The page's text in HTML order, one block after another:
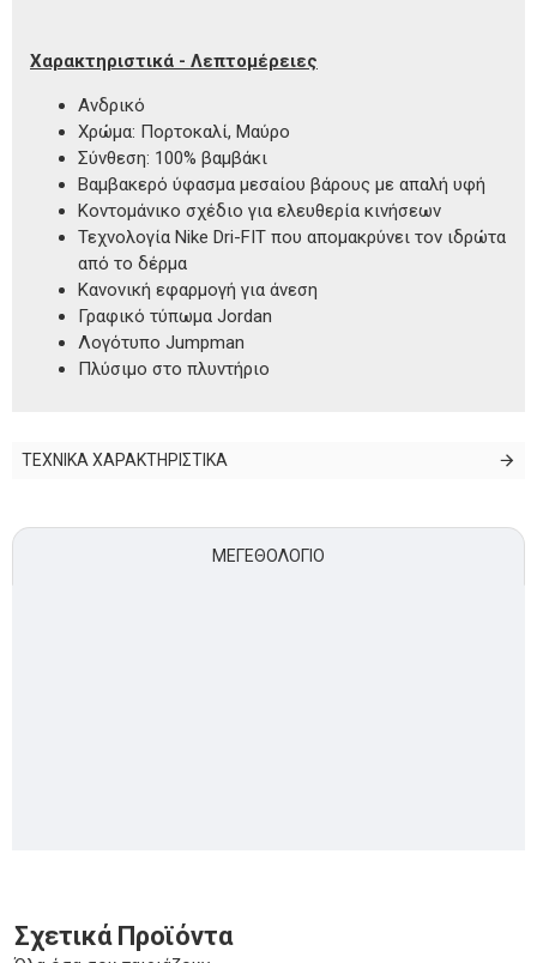
Χαρακτηριστικά - Λεπτομέρειες
Ανδρικό
Χρώμα: Πορτοκαλί, Μαύρο
Σύνθεση: 100% βαμβάκι
Βαμβακερό ύφασμα μεσαίου βάρους με απαλή υφή
Κοντομάνικο σχέδιο για ελευθερία κινήσεων
Τεχνολογία Nike Dri-FIT που απομακρύνει τον ιδρώτα
από το δέρμα
Κανονική εφαρμογή για άνεση
Γραφικό τύπωμα Jordan
Λογότυπο Jumpman
Πλύσιμο στο πλυντήριο
ΤΕΧΝΙΚΑ ΧΑΡΑΚΤΗΡΙΣΤΙΚΑ
ΜΕΓΕΘΟΛΌΓΙΟ
Σχετικά Προϊόντα